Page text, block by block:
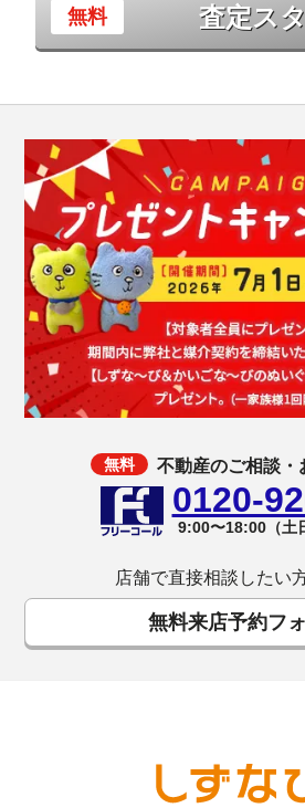
査定ス
不動産のご相談・
0120-
9:00〜18:00（土
店舗で直接相談したい
無料来店予約フ